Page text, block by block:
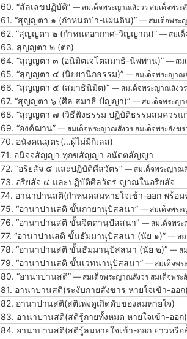
60. “สัลเลขปฏิบัติ” — สมเด็จพระญาณสังวร สมเด็จพร
61. “สุญญตา ๑ (กำหนดป่า-แผ่นดิน)” — สมเด็จพระ
62. “สุญญตา ๒ (กำหนดอากาศ-วิญญาณ)” — สมเด็
63. สุญญตา ๒ (ต่อ)
64. “สุญญตา ๓ (อนิมิตเจโตสมาธิ-นิพพาน)” — สม
65. “สุญญตา ๔ (นิยยานิกธรรม)” — สมเด็จพระญาณ
66. “สุญญตา ๕ (สมาธินิมิต)” — สมเด็จพระญาณสังว
67. “สุญญตา ๖ (ศึล สมาธิ ปัญญา)” — สมเด็จพระญา
68. “สุญญตา ๗ (วิธีฟังธรรม ปฏิบัติธรรมสมควรแ
69. “องค์ฌาน” — สมเด็จพระญาณสังวร สมเด็จพระสังฆ
70. อนังคณสูตร(...ผู้ไม่มีกิเลส)
71. อนิจจสัญญา ทุกขสัญญา อนัตตสัญญา
72. “อริยสัจ ๔ และปฏิบัติศีลวัตร” — สมเด็จพระญาณ
73. อริยสัจ ๔ และปฏิบัติศีลวัตร ญาณในอริยสัจ
74. อานาปานสติ(กำหนดลมหายใจเข้า-ออก พร้อ
75. “อานาปานสติ ขั้นกายานุปัสสนา” — สมเด็จพระ
76. “อานาปานสติ ขั้นจิตตานุปัสสนา” — สมเด็จพระ
77. “อานาปานสติ ขั้นธัมมานุปัสสนา (นัย ๑)” — สม
78. “อานาปานสติ ขั้นธัมมานุปัสสนา (นัย ๒)” — ส
79. “อานาปานสติ ขั้นเวทนานุปัสสนา” — สมเด็จพร
80. “อานาปานสติ” — สมเด็จพระญาณสังวร สมเด็จพร
81. อานาปานสติ(ระงับกายสังขาร หายใจเข้า-ออก)
82. อานาปานสติ(สติเพ่งดูเกิดดับของลมหายใจ)
83. อานาปานสติ(สติรู้กายทั้งหมด หายใจเข้า-ออก)
84. อานาปานสติ(สติรู้ลมหายใจเข้า-ออก ยาวหรือ